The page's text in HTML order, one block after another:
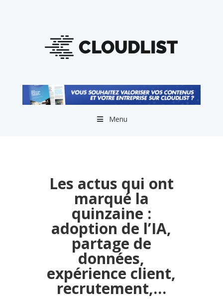
Menu
Les actus qui ont
marqué la
quinzaine :
adoption de l’IA,
partage de
données,
expérience client,
recrutement,…